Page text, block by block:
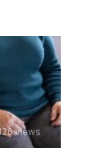
views